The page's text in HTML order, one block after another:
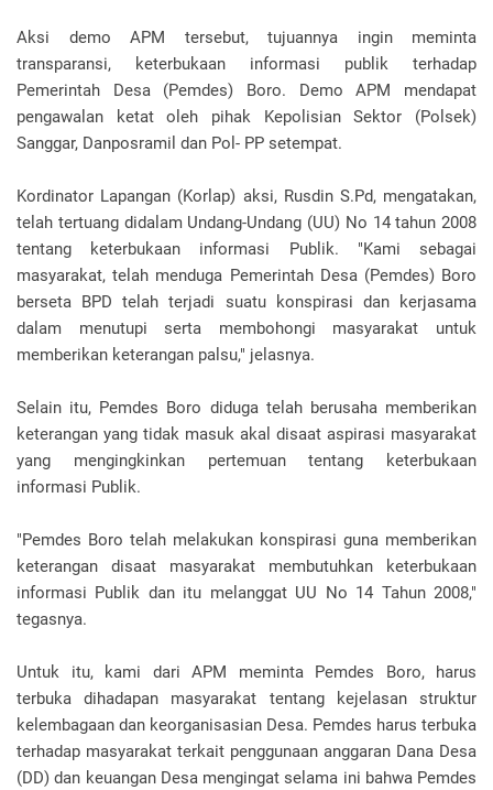
Aksi demo APM tersebut, tujuannya ingin meminta
transparansi, keterbukaan informasi publik terhadap
Pemerintah Desa (Pemdes) Boro. Demo APM mendapat
pengawalan ketat oleh pihak Kepolisian Sektor (Polsek)
Sanggar, Danposramil dan Pol- PP setempat.
Kordinator Lapangan (Korlap) aksi, Rusdin S.Pd, mengatakan,
telah tertuang didalam Undang-Undang (UU) No 14 tahun 2008
tentang keterbukaan informasi Publik. "Kami sebagai
masyarakat, telah menduga Pemerintah Desa (Pemdes) Boro
berseta BPD telah terjadi suatu konspirasi dan kerjasama
dalam menutupi serta membohongi masyarakat untuk
memberikan keterangan palsu," jelasnya.
Selain itu, Pemdes Boro diduga telah berusaha memberikan
keterangan yang tidak masuk akal disaat aspirasi masyarakat
yang mengingkinkan pertemuan tentang keterbukaan
informasi Publik.
"Pemdes Boro telah melakukan konspirasi guna memberikan
keterangan disaat masyarakat membutuhkan keterbukaan
informasi Publik dan itu melanggat UU No 14 Tahun 2008,"
tegasnya.
Untuk itu, kami dari APM meminta Pemdes Boro, harus
terbuka dihadapan masyarakat tentang kejelasan struktur
kelembagaan dan keorganisasian Desa. Pemdes harus terbuka
terhadap masyarakat terkait penggunaan anggaran Dana Desa
(DD) dan keuangan Desa mengingat selama ini bahwa Pemdes